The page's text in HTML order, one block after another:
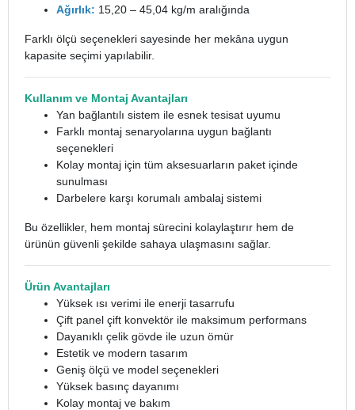
Ağırlık: 15,20 – 45,04 kg/m aralığında
Farklı ölçü seçenekleri sayesinde her mekâna uygun
kapasite seçimi yapılabilir.
Kullanım ve Montaj Avantajları
Yan bağlantılı sistem ile esnek tesisat uyumu
Farklı montaj senaryolarına uygun bağlantı
seçenekleri
Kolay montaj için tüm aksesuarların paket içinde
sunulması
Darbelere karşı korumalı ambalaj sistemi
Bu özellikler, hem montaj sürecini kolaylaştırır hem de
ürünün güvenli şekilde sahaya ulaşmasını sağlar.
Ürün Avantajları
Yüksek ısı verimi ile enerji tasarrufu
Çift panel çift konvektör ile maksimum performans
Dayanıklı çelik gövde ile uzun ömür
Estetik ve modern tasarım
Geniş ölçü ve model seçenekleri
Yüksek basınç dayanımı
Kolay montaj ve bakım